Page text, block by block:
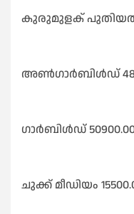
കുരുമുളക് പുതിയത്
അൺഗാർബിൾഡ്
ഗാർബിൾഡ്
ചുക്ക് മീഡിയം